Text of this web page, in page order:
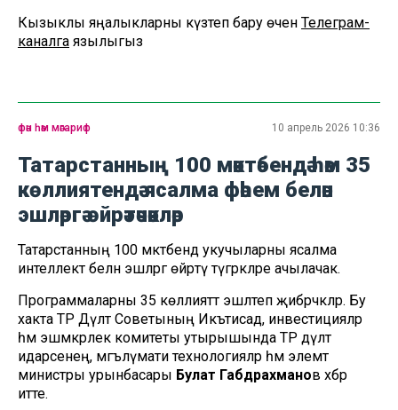
Кызыклы яңалыкларны күзәтеп бару өчен Телеграм-
каналга язылыгыз
фән һәм мәгариф 10 апрель 2026 10:36
Татарстанның 100 мәктәбендә һәм 35
көллиятендә ясалма фәһем белән
эшләргә өйрәтәчәкләр
Татарстанның 100 мәктәбендә укучыларны ясалма
интеллект белән эшләргә өйрәтү түгәрәкләре ачылачак.
Программаларны 35 көллияттә эшләтеп җибәрәчәкләр. Бу
хакта ТР Дәүләт Советының Икътисад, инвестицияләр
һәм эшмәкәрлек комитеты утырышында ТР дәүләт
идарәсенең, мәгълүмати технологияләр һәм элемтә
министры урынбасары Булат Габдрахманов хәбәр
итте.